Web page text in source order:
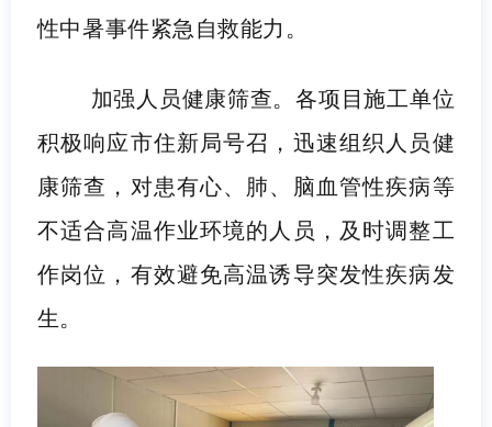
性中暑事件紧急自救能力。
加强人员健康筛查。各项目施工单位
积极响应市住新局号召，迅速组织人员健
康筛查，对患有心、肺、脑血管性疾病等
不适合高温作业环境的人员，及时调整工
作岗位，有效避免高温诱导突发性疾病发
生。